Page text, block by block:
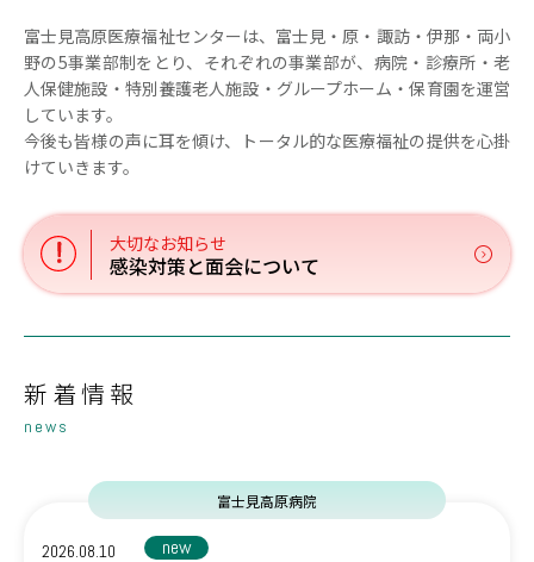
富士見高原医療福祉センターは、 富士見・原・諏訪・伊那・両小
野の5事業部制をとり、 それぞれの事業部が、病院・診療所・老
人保健施設・ 特別養護老人施設・グループホーム・保育園を運営
しています。
今後も皆様の声に耳を傾け、
トータル的な医療福祉の提供を心掛
けていきます。
感染対策と面会について
新着情報
news
富士見高原病院
2026.08.10 new